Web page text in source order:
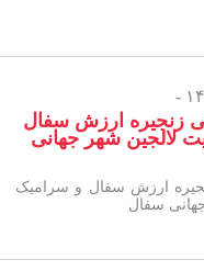
زنجیره ارزش سفال
لالجین شهر جهانی
ارزش سفال و سرامیک
سفال